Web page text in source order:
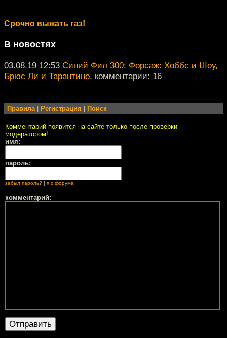
Срочно выжать газ!
В новостях
03.08.19 12:53 Синий Фил 300: Форсаж: Хоббс и Шоу,
Брюс Ли и Тарантино, комментарии: 16
Правила| Регистрация Поиск
Комментарий появится на сайте только после проверки
модератором!
имя:
пароль:
забыл пароль? | я с форума
комментарий: